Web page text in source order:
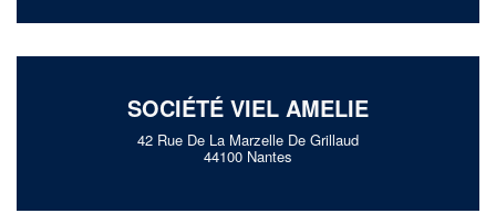
SOCIÉTÉ VIEL AMELIE
42 Rue De La Marzelle De Grillaud
44100 Nantes